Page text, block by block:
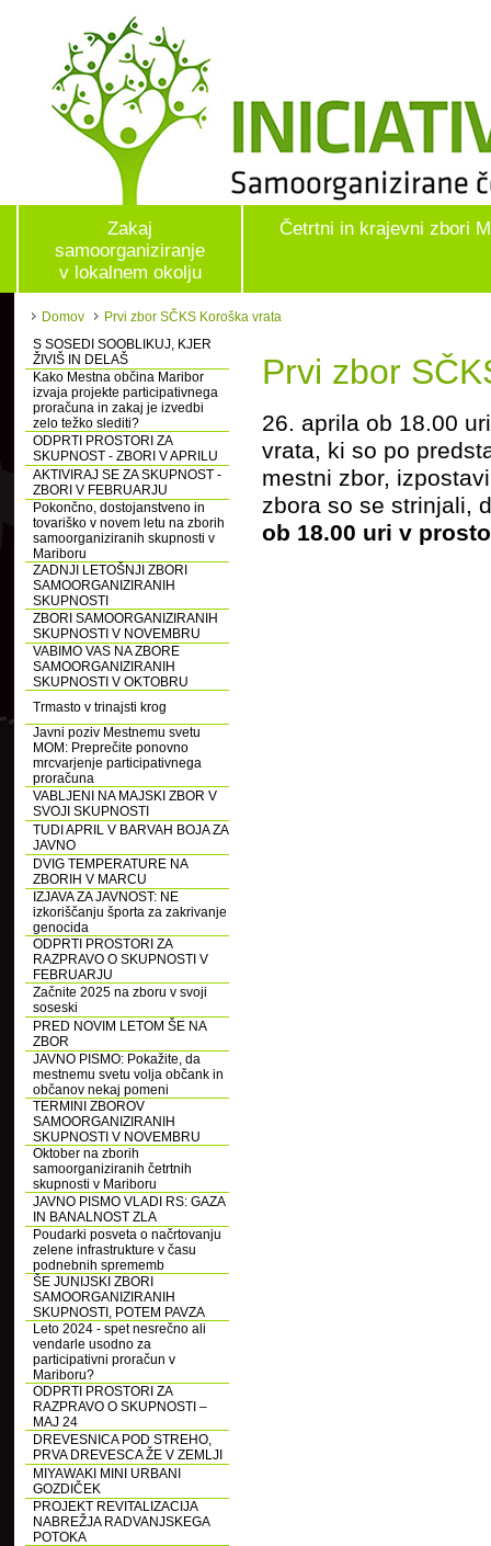
Zakaj
samoorganiziranje
v lokalnem okolju
Četrtni in krajevni zbori
Domov
Prvi zbor SČKS Koroška vrata
S SOSEDI SOOBLIKUJ, KJER
ŽIVIŠ IN DELAŠ
Kako Mestna občina Maribor
izvaja projekte participativnega
proračuna in zakaj je izvedbi
zelo težko slediti?
ODPRTI PROSTORI ZA
SKUPNOST - ZBORI V APRILU
AKTIVIRAJ SE ZA SKUPNOST -
ZBORI V FEBRUARJU
Pokončno, dostojanstveno in
tovariško v novem letu na zborih
samoorganiziranih skupnosti v
Mariboru
ZADNJI LETOŠNJI ZBORI
SAMOORGANIZIRANIH
SKUPNOSTI
ZBORI SAMOORGANIZIRANIH
SKUPNOSTI V NOVEMBRU
VABIMO VAS NA ZBORE
SAMOORGANIZIRANIH
SKUPNOSTI V OKTOBRU
Trmasto v trinajsti krog
Javni poziv Mestnemu svetu
MOM: Preprečite ponovno
mrcvarjenje participativnega
proračuna
VABLJENI NA MAJSKI ZBOR V
SVOJI SKUPNOSTI
TUDI APRIL V BARVAH BOJA ZA
JAVNO
DVIG TEMPERATURE NA
ZBORIH V MARCU
IZJAVA ZA JAVNOST: NE
izkoriščanju športa za zakrivanje
genocida
ODPRTI PROSTORI ZA
RAZPRAVO O SKUPNOSTI V
FEBRUARJU
Začnite 2025 na zboru v svoji
soseski
PRED NOVIM LETOM ŠE NA
ZBOR
JAVNO PISMO: Pokažite, da
mestnemu svetu volja občank in
občanov nekaj pomeni
TERMINI ZBOROV
SAMOORGANIZIRANIH
SKUPNOSTI V NOVEMBRU
Oktober na zborih
samoorganiziranih četrtnih
skupnosti v Mariboru
JAVNO PISMO VLADI RS: GAZA
IN BANALNOST ZLA
Poudarki posveta o načrtovanju
zelene infrastrukture v času
podnebnih sprememb
ŠE JUNIJSKI ZBORI
SAMOORGANIZIRANIH
SKUPNOSTI, POTEM PAVZA
Leto 2024 - spet nesrečno ali
vendarle usodno za
participativni proračun v
Mariboru?
ODPRTI PROSTORI ZA
RAZPRAVO O SKUPNOSTI –
MAJ 24
DREVESNICA POD STREHO,
PRVA DREVESCA ŽE V ZEMLJI
MIYAWAKI MINI URBANI
GOZDIČEK
PROJEKT REVITALIZACIJA
NABREŽJA RADVANJSKEGA
POTOKA
Prvi zbor
26. aprila ob 18.00
vrata, ki so po
mestni zbor,
zbora so se strinjali,
ob 18.00 uri v